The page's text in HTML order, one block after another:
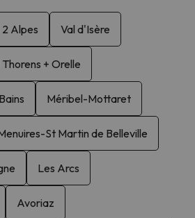
2 Alpes Val d'Isère
Thorens + Orelle
Méribel-Mottaret
St Martin de Belleville
Les Arcs
Avoriaz